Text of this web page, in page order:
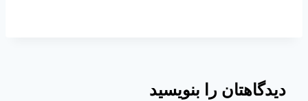
دیدگاهتان را بنویسید